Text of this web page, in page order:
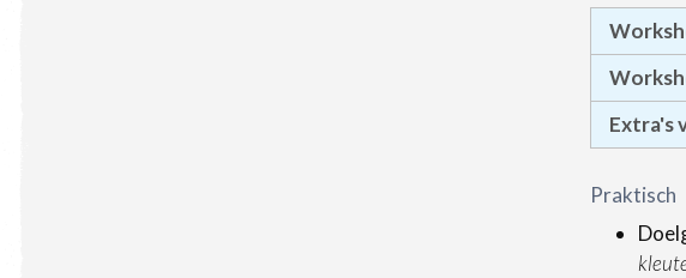
Extra's
Praktisch